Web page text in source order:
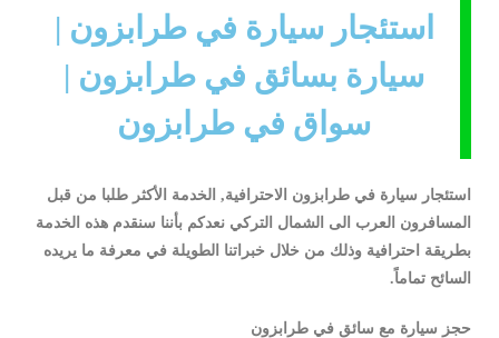
استئجار سيارة في طرابزون |
سيارة بسائق في طرابزون |
سواق في طرابزون
استئجار سيارة في طرابزون الاحترافية, الخدمة الأكثر طلبا من قبل
المسافرون العرب الى الشمال التركي نعدكم بأننا سنقدم هذه الخدمة
بطريقة احترافية وذلك من خلال خبراتنا الطويلة في معرفة ما يريده
السائح تماماً.
حجز سيارة مع سائق في طرابزون